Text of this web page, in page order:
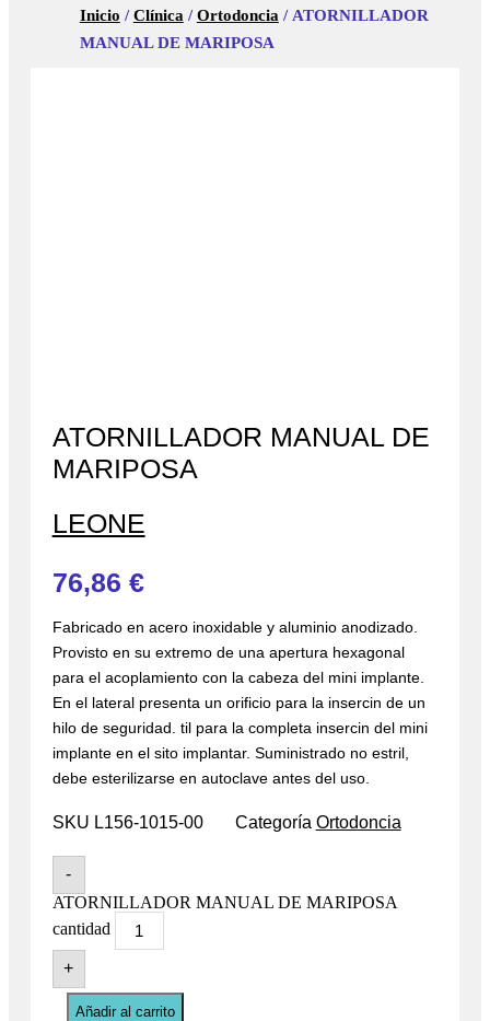
Inicio /Clínica /Ortodoncia / ATORNILLADOR
MANUAL DE MARIPOSA
ATORNILLADOR MANUAL DE
MARIPOSA
LEONE
76,86 €
Fabricado en acero inoxidable y aluminio anodizado.
Provisto en su extremo de una apertura hexagonal
para el acoplamiento con la cabeza del mini implante.
En el lateral presenta un orificio para la insercin de un
hilo de seguridad. til para la completa insercin del mini
implante en el sito implantar. Suministrado no estril,
debe esterilizarse en autoclave antes del uso.
SKU L156-1015-00 Categoría Ortodoncia
-
ATORNILLADOR MANUAL DE MARIPOSA
cantidad
+
Añadir al carrito